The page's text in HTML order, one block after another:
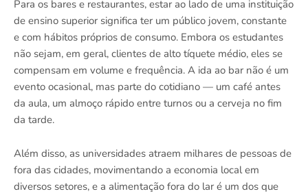
Para os bares e restaurantes, estar ao lado de uma instituição
de ensino superior significa ter um público jovem, constante
e com hábitos próprios de consumo. Embora os estudantes
não sejam, em geral, clientes de alto tíquete médio, eles se
compensam em volume e frequência. A ida ao bar não é um
evento ocasional, mas parte do cotidiano — um café antes
da aula, um almoço rápido entre turnos ou a cerveja no fim
da tarde.
Além disso, as universidades atraem milhares de pessoas de
fora das cidades, movimentando a economia local em
diversos setores, e a alimentação fora do lar é um dos que